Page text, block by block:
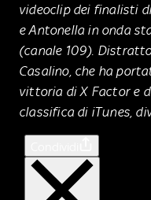
videoclip dei finalisti
e Antonella in onda
(canale 109).
Casalino, che ha
vittoria di X Factor e
classifica di iTunes,